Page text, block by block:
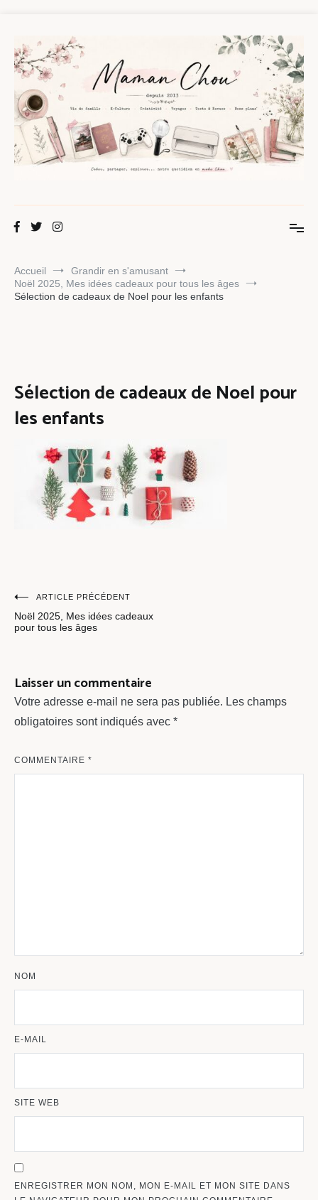
contenu
Maman Chou
Accueil
Grandir en s'amusant
Noël 2025, Mes idées cadeaux pour tous les âges
Sélection de cadeaux de Noel pour les enfants
Sélection de cadeaux de Noel pour
les enfants
Navigation
de
ARTICLE PRÉCÉDENT
Noël 2025, Mes idées cadeaux
pour tous les âges
Laisser un commentaire
Votre adresse e-mail ne sera pas publiée. Les champs
obligatoires sont indiqués avec *
COMMENTAIRE *
NOM
E-MAIL
SITE WEB
ENREGISTRER MON NOM, MON E-MAIL ET MON SITE DANS